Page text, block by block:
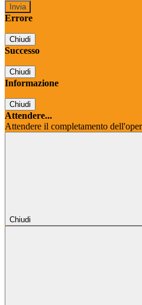
Errore
Chiudi
Successo
Chiudi
Informazione
Chiudi
Attendere...
Attendere il completamento
Chiudi